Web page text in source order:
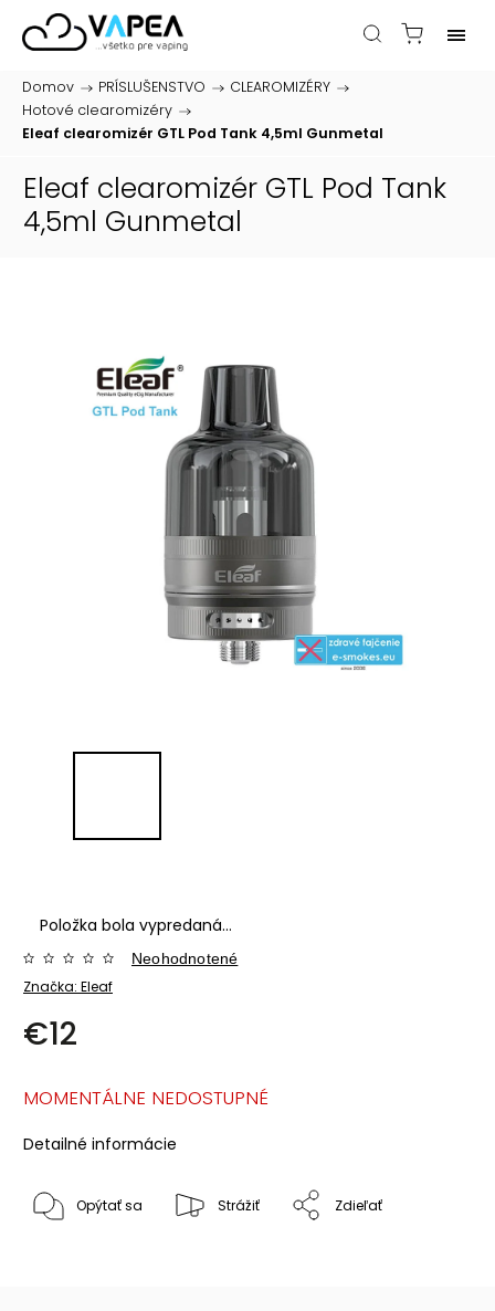
Domov / PRÍSLUŠENSTVO / CLEAROMIZÉRY /
Hotové clearomizéry /
Eleaf clearomizér GTL Pod Tank 4,5ml Gunmetal
Eleaf clearomizér GTL Pod Tank
4,5ml Gunmetal
Položka bola vypredaná…
Značka: Eleaf
Neohodnotené
€12
MOMENTÁLNE NEDOSTUPNÉ
Detailné informácie
Opýtať sa Strážiť Zdieľať